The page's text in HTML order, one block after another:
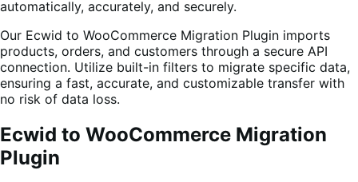
automatically, accurately, and securely.
Our Ecwid to WooCommerce Migration Plugin imports
products, orders, and customers through a secure API
connection. Utilize built-in filters to migrate specific data,
ensuring a fast, accurate, and customizable transfer with
no risk of data loss.
Ecwid to WooCommerce Migration
Plugin